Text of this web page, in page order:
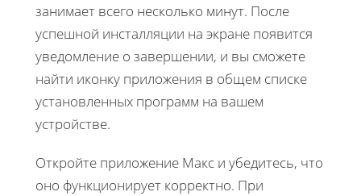
занимает всего несколько минут. После
успешной инсталляции на экране появится
уведомление о завершении, и вы сможете
найти иконку приложения в общем списке
установленных программ на вашем
устройстве.
Откройте приложение Макс и убедитесь, что
оно функционирует корректно. При